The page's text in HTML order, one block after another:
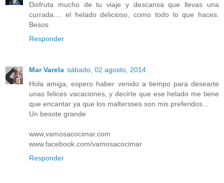
Disfruta mucho de tu viaje y descansa que llevas una
currada.... el helado delicioso, como todo lo que haces.
Besos
Responder
Mar Varela sábado, 02 agosto, 2014
Hola amiga, espero haber venido a tiempo para desearte
unas felices vacaciones, y decirte que ese helado me tiene
que encantar ya que los maltersses son mis preferidos...
Un besote grande
www,vamosacocimar.com
www.facebook.com/vamosacocimar
Responder